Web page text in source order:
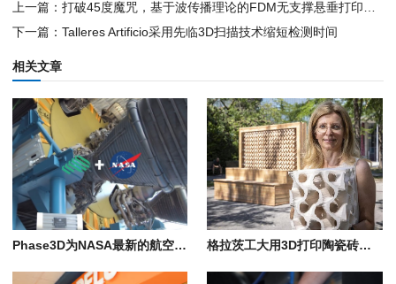
上一篇：打破45度魔咒，基于波传播理论的FDM无支撑悬垂打印新策略
下一篇：Talleres Artificio采用先临3D扫描技术缩短检测时间
相关文章
Phase3D为NASA最新的航空航天3D打印零部件鉴定研究提供支持 格拉茨工大用3D打印陶瓷砖降温近7°C，靠的是多孔粘土和蒸发冷却